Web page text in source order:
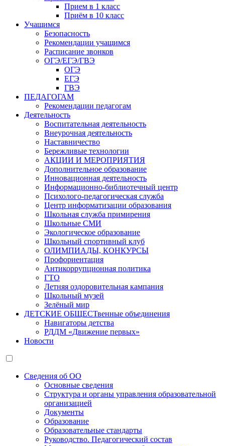
Прием в 1 класс
Приём в 10 класс
Учащимся
Безопасность
Рекомендации учащимся
Расписание звонков
ОГЭ/ЕГЭ/ГВЭ
ОГЭ
ЕГЭ
ГВЭ
ПЕДАГОГАМ
Рекомендации педагогам
Деятельность
Воспитательная деятельность
Внеурочная деятельность
Наставничество
Бережливые технологии
АКЦИИ И МЕРОПРИЯТИЯ
Дополнительное образование
Инновационная деятельность
Информационно-библиотечный центр
Психолого-педагогическая служба
Центр информатизации образования
Школьная служба примирения
Школьные СМИ
Экологическое образование
Школьный спортивный клуб
ОЛИМПИАДЫ, КОНКУРСЫ
Профориентация
Антикоррупционная политика
ГТО
Летняя оздоровительная кампания
Школьный музей
Зелёный мир
ДЕТСКИЕ ОБЩЕСТвенные объединения
Навигаторы детства
РДДМ «Движение первых»
Новости
Сведения об ОО
Основные сведения
Структура и органы управления образовательной
организацией
Документы
Образование
Образовательные стандарты
Руководство. Педагогический состав